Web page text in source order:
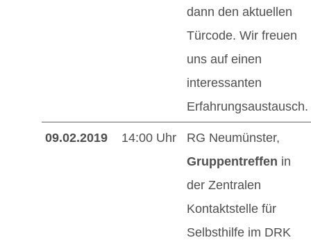
dann den aktuellen
Türcode. Wir freuen
uns auf einen
interessanten
Erfahrungsaustausch.
09.02.2019 14:00 Uhr
RG Neumünster,
Gruppentreffen in
der Zentralen
Kontaktstelle für
Selbsthilfe im DRK